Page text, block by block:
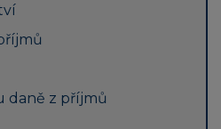
daně z příjmů